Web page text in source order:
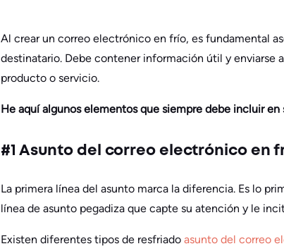
Al crear un correo electrónico en frío, es fundamental
destinatario. Debe contener información útil y enviarse
producto o servicio.
He aquí algunos elementos que siempre debe incluir
#1 Asunto del correo electrónico en
La primera línea del asunto marca la diferencia. Es lo
línea de asunto pegadiza que capte su atención y le
Existen diferentes tipos de resfriado asunto del correo